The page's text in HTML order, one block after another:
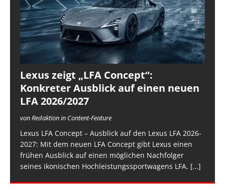
Lexus zeigt „LFA Concept“:
Konkreter Ausblick auf einen neuen
LFA 2026/2027
von Redaktion in Content-Feature
Lexus LFA Concept – Ausblick auf den Lexus LFA 2026-
2027: Mit dem neuen LFA Concept gibt Lexus einen
frühen Ausblick auf einen möglichen Nachfolger
seines ikonischen Hochleistungssportwagens LFA. […]